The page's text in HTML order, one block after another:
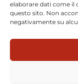
elaborare dati come il
questo sito. Non
negativamente su